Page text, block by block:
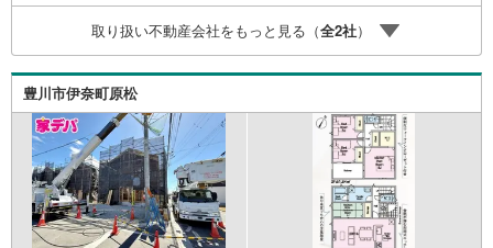
ス用意しております。ぜひご家族そろってご来場くださ
い。・営業時間 午前9時00分～午後6時30分 （定休日:水曜
日）この時間帯はお電話でのお問い合わせがスムーズにご
案内できます。右下の電話ボタンをタッチ！もしくはお気
軽にお電話ください。
取り扱い不動産会社をもっと見る（全2社）
豊川市伊奈町原松